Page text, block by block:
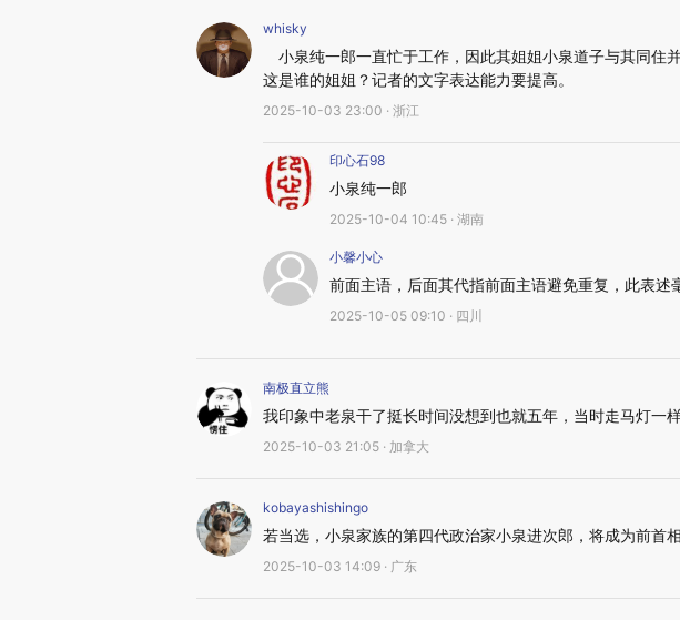
whisky
小泉纯一郎一直忙于工作，因此其姐姐小泉道子与其同住
这是谁的姐姐？记者的文字表达能力要提高。
2025-10-03 23:00 · 浙江
印心石98
小泉纯一郎
2025-10-04 10:45 · 湖南
小馨小心
前面主语，后面其代指前面主语避免重复，此表述
2025-10-05 09:10 · 四川
南极直立熊
我印象中老泉干了挺长时间没想到也就五年，当时走马灯一
2025-10-03 21:05 · 加拿大
kobayashishingo
若当选，小泉家族的第四代政治家小泉进次郎，将成为前首
2025-10-03 14:09 · 广东